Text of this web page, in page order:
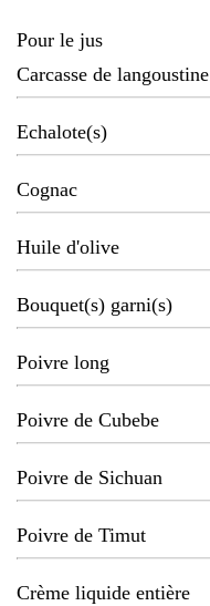
Pour le jus
Carcasse de langoustine
Echalote(s)
Cognac
Huile d'olive
Bouquet(s) garni(s)
Poivre long
Poivre de Cubebe
Poivre de Sichuan
Poivre de Timut
Crème liquide entière